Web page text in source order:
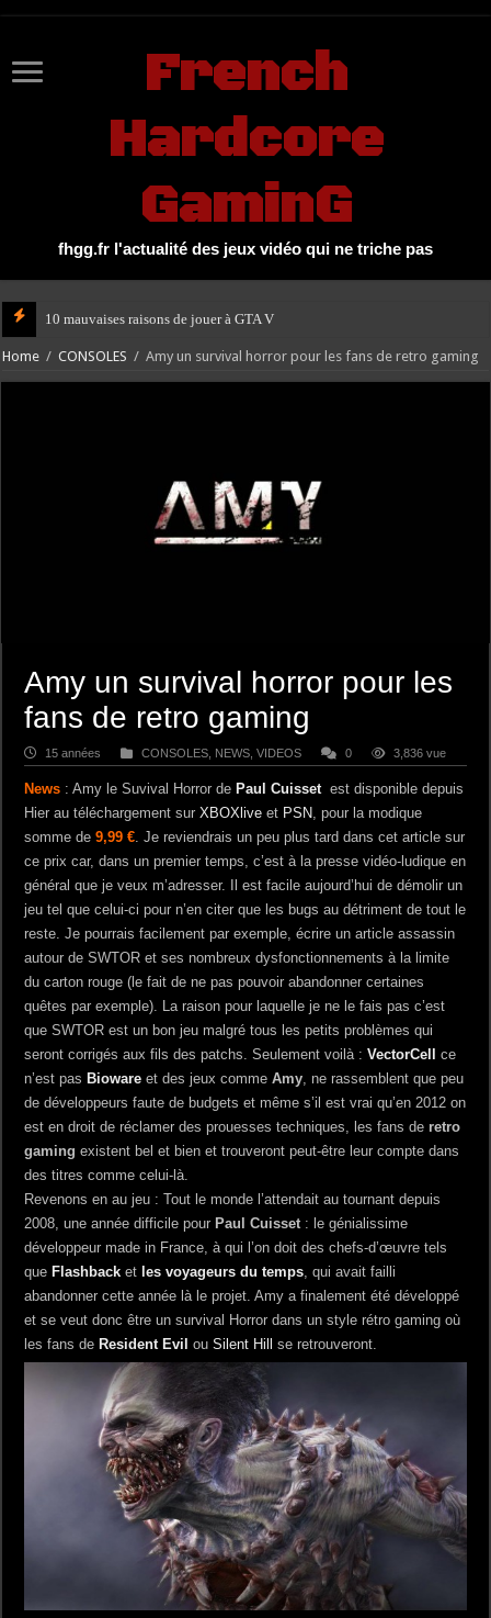
French
Hardcore
GaminG
fhgg.fr l'actualité des jeux vidéo qui ne triche pas
10 mauvaises raisons de jouer à GTA V
Home / CONSOLES / Amy un survival horror pour les fans de retro gaming
Amy un survival horror pour les
fans de retro gaming
15 années CONSOLES NEWS ,VIDEOS 0 3,836 vue
News : Amy le Suvival Horror dePaul Cuisset est disponible depuis
Hier au téléchargement surXBOXlive et PSN , pour la modique
somme de9,99 € . Je reviendrais un peu plus tard dans cet article sur
ce prix car, dans un premier temps, c’est à la presse vidéo-ludique en
général que je veux m’adresser. Il est facile aujourd’hui de démolir un
jeu tel que celui-ci pour n’en citer que les bugs au détriment de tout le
reste. Je pourrais facilement par exemple, écrire un article assassin
autour de SWTOR et ses nombreux dysfonctionnements à la limite
du carton rouge (le fait de ne pas pouvoir abandonner certaines
quêtes par exemple). La raison pour laquelle je ne le fais pas c’est
que SWTOR est un bon jeu malgré tous les petits problèmes qui
seront corrigés aux fils des patchs. Seulement voilà :VectorCell ce
n’est pasBioware et des jeux commeAmy , ne rassemblent que peu
de développeurs faute de budgets et même s’il est vrai qu’en 2012 on
est en droit de réclamer des prouesses techniques, les fans de retro
gaming existent bel et bien et trouveront peut-être leur compte dans
des titres comme celui-là.
Revenons en au jeu : Tout le monde l’attendait au tournant depuis
2008, une année difficile pourPaul Cuisset : le génialissime
développeur made in France, à qui l’on doit des chefs-d’œuvre tels
queFlashback et les voyageurs du temps , qui avait failli
abandonner cette année là le projet. Amy a finalement été développé
et se veut donc être un survival Horror dans un style rétro gaming où
les fans deResident Evil ouSilent Hill se retrouveront.